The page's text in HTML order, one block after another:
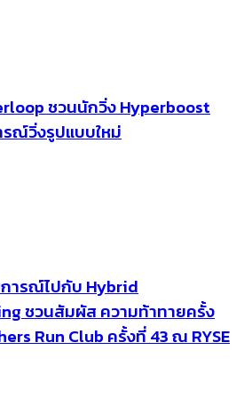
ชวนนักวิ่ง Hyperboost
ณ์วิ่งรูปแบบใหม่
ารณ์ไปกับ Hybrid
ชวนสัมผัส ความท้าทายครั้ง
Run Club ครั้งที่ 43 ณ RYSE